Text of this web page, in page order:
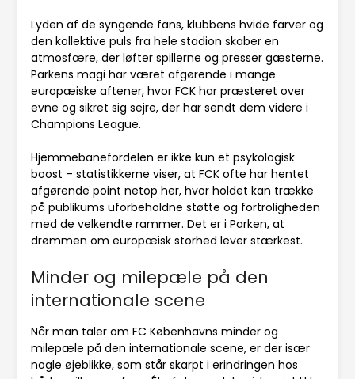
Lyden af de syngende fans, klubbens hvide farver og
den kollektive puls fra hele stadion skaber en
atmosfære, der løfter spillerne og presser gæsterne.
Parkens magi har været afgørende i mange
europæiske aftener, hvor FCK har præsteret over
evne og sikret sig sejre, der har sendt dem videre i
Champions League.
Hjemmebanefordelen er ikke kun et psykologisk
boost – statistikkerne viser, at FCK ofte har hentet
afgørende point netop her, hvor holdet kan trække
på publikums uforbeholdne støtte og fortroligheden
med de velkendte rammer. Det er i Parken, at
drømmen om europæisk storhed lever stærkest.
Minder og milepæle på den
internationale scene
Når man taler om FC Københavns minder og
milepæle på den internationale scene, er der især
nogle øjeblikke, som står skarpt i erindringen hos